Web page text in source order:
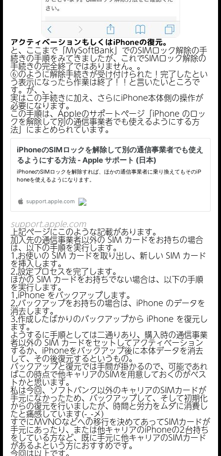
アクティベーションもしくはiPhoneの復元。
と、ここまで「MySoftBank」でのSIMロック解除の手
続きの手順をみてきましたが、これでSIMロック解除の
手続きの完全終了ではありません。。
⑥のように解除手続きが受け付けられた！完了したとい
う表示になったら作業は終了！！と言いたいところで
す。が、、、
実はこの手続きに加え、さらにiPhone本体側の操作が
必要になります。
この手順は、Appleのサポートページ「iPhone のロッ
クを解除して別の通信事業者でも使えるようにする方
法」にまとめられています。
support.apple.com
上記ページにこのような記載があります。
加入先の通信事業者以外の SIM カードをお持ちの場合
は、以下の手順を実行します。
1,お使いの SIM カードを取り出し、新しい SIM カード
を挿入します。
2,設定プロセスを完了します。
ほかの SIM カードをお持ちでない場合は、以下の手順
を実行します。
1,iPhone をバックアップします。
2,バックアップをお持ちの場合は、iPhone のデータを
消去します。
3,作成したばかりのバックアップから iPhone を復元し
ます。
ようするに手順としては二通りあり、購入時の通信事業
者以外の SIM カードをセットしてアクティベーション
するか、iPhoneをバックアップ後に本体データを消去
して、その後復元するというもの。
バックアップと復元では手間が掛かるので、可能であれ
ばこの時点で他キャリアのSIMを用意しておくのがベス
トかと思います。
私は今回、ソフトバンク以外のキャリアのSIMカードが
手元になかったため、バックアップして、そして初期化
からの復元を行いましたが、時間と労力をムダに消費し
たと痛感しています(-_-メ)
すでにMVNOなどへの移行を決めてあってSIMカードが
手元にあったり、または他キャリアのiPhoneの2台持ち
をしている方など、既に手元に他キャリアのSIMカード
があるよという方におすすめです。
今回は以上です。